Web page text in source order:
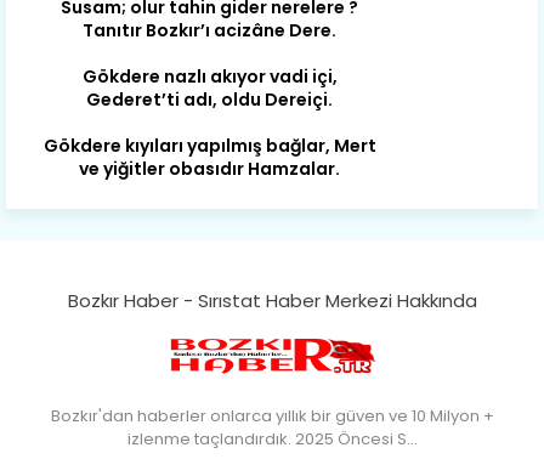
Tanıtır Bozkır’ı acizâne Dere.
Gederet’ti adı, oldu Dereiçi.
ve yiğitler obasıdır Hamzalar.
eserleri şahane Hisarlık.
Belören, Koçaş, Kuzören vermiş hep
kan, Bunlarla kasaba olmuş Sarıoğlan.
Çarşamba’nın koynunda tarih çok
yorgun. Şehit Berâtlı, halkı yiğit genç
Sorkun.
Bozkır Haber - Sırıstat Haber Merkezi Hakkında
Bozkır'dan haberler onlarca yıllık bir güven ve 10 Milyon +
izlenme taçlandırdık. 2025 Öncesi S…